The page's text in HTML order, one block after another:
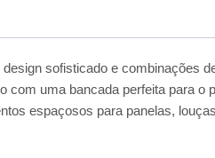
sofisticado e combinações
uma bancada perfeita para o
espaçosos para panelas,